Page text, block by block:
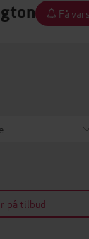
Få
på tilbud